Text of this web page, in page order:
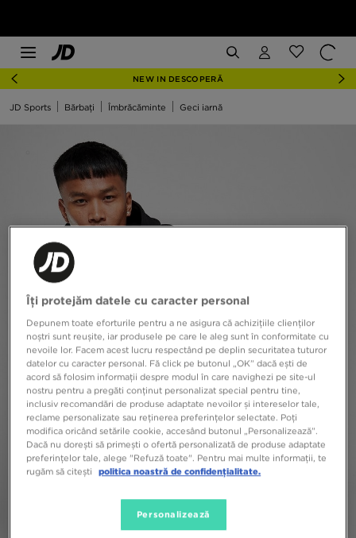
NEW IN DESCOPERĂ
JD Sports Bărbați Îmbrăcăminte Geci iarnă
Îți protejăm datele cu caracter personal
Depunem toate eforturile pentru a ne asigura că achizițiile clienților
noștri sunt reușite, iar produsele pe care le aleg sunt în conformitate cu
nevoile lor. Facem acest lucru respectând pe deplin securitatea tuturor
datelor cu caracter personal. Fă click pe butonul „OK” dacă ești de
acord să folosim informații despre modul în care navighezi pe site-ul
nostru pentru a pregăti conținut personalizat special pentru tine,
inclusiv recomandări de produse adaptate nevoilor și intereselor tale,
reclame personalizate sau reținerea preferințelor selectate. Poți
modifica oricând setările cookie, accesând butonul „Personalizează”.
Dacă nu dorești să primești o ofertă personalizată de produse adaptate
preferințelor tale, alege "Refuză toate". Pentru mai multe informații, te
rugăm să citești
politica noastră de confidențialitate.
Personalizează